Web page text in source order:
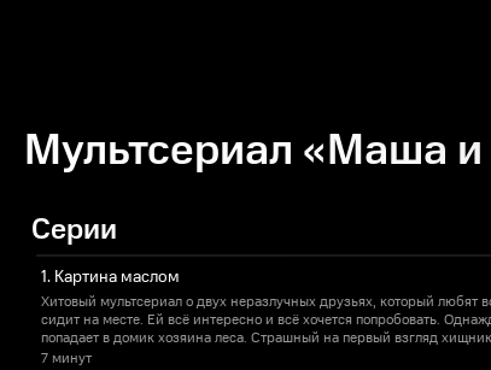
Мультсериал «Маша
Серии
1. Картина маслом
Хитовый мультсериал о двух неразлучных друзьях, который
сидит на месте. Ей всё интересно и всё хочется попробовать.
попадает в домик хозяина леса. Страшный на первый взгляд
Нелюдимый Медведь не рад шумной гостье, но со временем
7 минут